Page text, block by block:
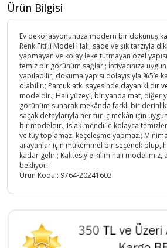
Ürün Bilgisi
Ev dekorasyonunuza modern bir dokunuş
Renk Fitilli Model Halı, sade ve şık tarzıyla
yapmayan ve kolay leke tutmayan özel
temiz bir görünüm sağlar.; İhtiyacınıza
yapılabilir; dokuma yapısı dolayısıyla %5’e
olabilir.; Pamuk atkı sayesinde dayanıklıdır
modeldir.; Halı yüzeyi, bir yanda mat, diğer
görünüm sunarak mekânda farklı bir derinlik
saçak detaylarıyla her tür iç mekân için
bir modeldir.; Islak mendille kolayca
ve tüy toplamaz, keçeleşme yapmaz.;
arayanlar için mükemmel bir seçenek olup,
kadar gelir.; Kalitesiyle kilim halı modelimiz,
bekliyor!
Ürün Kodu : 9764-20241603